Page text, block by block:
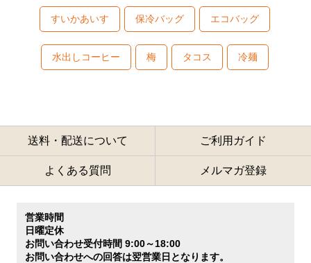
すいかあいす 保冷バッグ エコバッグ
水出しコーヒー 梅 タコス 冷麺
送料・配送について ご利用ガイド
よくある質問 メルマガ登録
営業時間
日曜定休
お問い合わせ受付時間 9:00～18:00
お問い合わせへの回答は翌営業日となります。